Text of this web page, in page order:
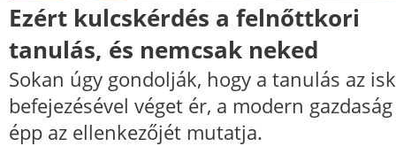
Ezért kulcskérdés a felnőttkori
tanulás, és nemcsak neked
Sokan úgy gondolják, hogy a tanulás az
befejezésével véget ér, a modern gazdaság
épp az ellenkezőjét mutatja.